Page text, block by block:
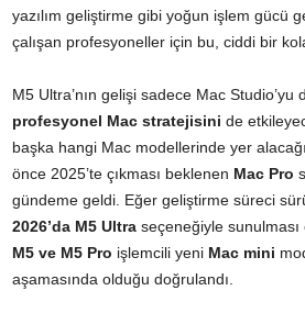
yazılım geliştirme gibi yoğun işlem gücü
çalışan profesyoneller için bu, ciddi bir
M5 Ultra’nın gelişi sadece Mac Studio’yu
profesyonel Mac stratejisini de
başka hangi Mac modellerinde yer
önce 2025’te çıkması beklenen Mac Pro
gündeme geldi. Eğer geliştirme süreci
2026’da M5 Ultra seçeneğiyle sunulması
M5 ve M5 Pro işlemcili yeni Mac mini
aşamasında olduğu doğrulandı.